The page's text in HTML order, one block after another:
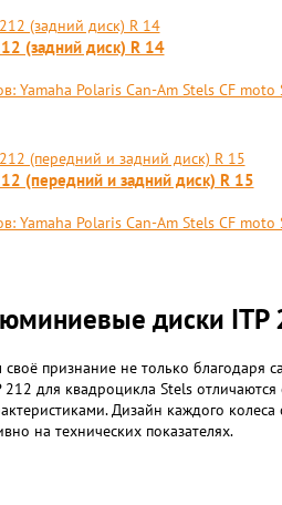
(задний диск) R 14
Yamaha Polaris Can-Am Stels CF
(передний и задний диск) R 15
Yamaha Polaris Can-Am Stels CF
диски ITP
признание не только благодаря
для квадроцикла Stels
Дизайн каждого
на технических показателях.